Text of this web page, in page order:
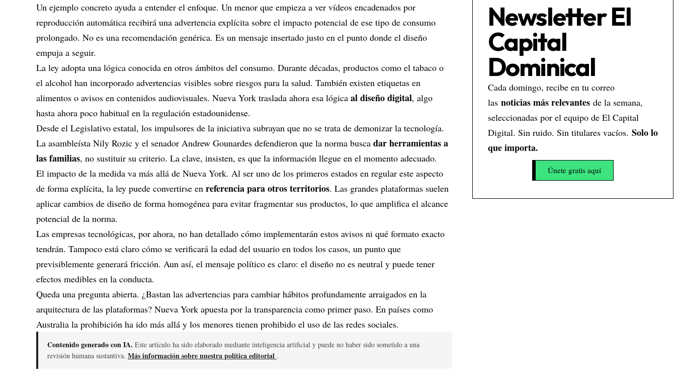
Un ejemplo concreto ayuda a entender el enfoque. Un menor que empieza a ver vídeos encadenados por
reproducción automática recibirá una advertencia explícita sobre el impacto potencial de ese tipo de consumo
prolongado. No es una recomendación genérica. Es un mensaje insertado justo en el punto donde el diseño
empuja a seguir.
La ley adopta una lógica conocida en otros ámbitos del consumo. Durante décadas, productos como el tabaco o
el alcohol han incorporado advertencias visibles sobre riesgos para la salud. También existen etiquetas en
alimentos o avisos en contenidos audiovisuales. Nueva York traslada ahora esa lógica al diseño digital, algo
hasta ahora poco habitual en la regulación estadounidense.
Desde el Legislativo estatal, los impulsores de la iniciativa subrayan que no se trata de demonizar la tecnología.
La asambleísta Nily Rozic y el senador Andrew Gounardes defendieron que la norma busca dar herramientas a
las familias, no sustituir su criterio. La clave, insisten, es que la información llegue en el momento adecuado.
El impacto de la medida va más allá de Nueva York. Al ser uno de los primeros estados en regular este aspecto
de forma explícita, la ley puede convertirse en referencia para otros territorios. Las grandes plataformas suelen
aplicar cambios de diseño de forma homogénea para evitar fragmentar sus productos, lo que amplifica el alcance
potencial de la norma.
Las empresas tecnológicas, por ahora, no han detallado cómo implementarán estos avisos ni qué formato exacto
tendrán. Tampoco está claro cómo se verificará la edad del usuario en todos los casos, un punto que
previsiblemente generará fricción. Aun así, el mensaje político es claro: el diseño no es neutral y puede tener
efectos medibles en la conducta.
Queda una pregunta abierta. ¿Bastan las advertencias para cambiar hábitos profundamente arraigados en la
arquitectura de las plataformas? Nueva York apuesta por la transparencia como primer paso. En países como
Australia la prohibición ha ido más allá y los menores tienen prohibido el uso de las redes sociales.
Contenido generado con IA. Este artículo ha sido elaborado mediante inteligencia artificial y puede no haber sido sometido a una
revisión humana sustantiva. Más información sobre nuestra política editorial .
Newsletter El
Capital
Dominical
Cada domingo, recibe en tu correo
lasnoticias más relevantesde la semana,
seleccionadas por el equipo de El Capital
Digital. Sin ruido. Sin titulares vacíos. Solo lo
que importa.
Únete gratis aquí